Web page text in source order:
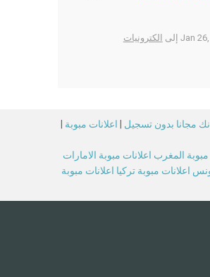
الكترونيات
مجانا بدون تسجيل اعلانات مبوبة
مبوبة المغرب اعلانات مبوبة الامارات
اعلانات مبوبة تركيا اعلانات مبوبة